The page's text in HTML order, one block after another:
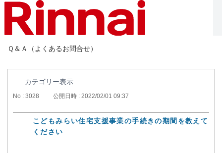
Ｑ＆Ａ（よくあるお問合せ）
カテゴリー表示
No : 3028 公開日時 : 2022/02/01 09:37
こどもみらい住宅支援事業の手続きの期間を教えて
ください